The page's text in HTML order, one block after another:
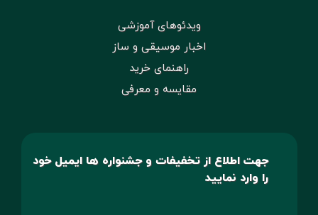
ویدئوهای آموزشی
اخبار موسیقی و ساز
راهنمای خرید
مقایسه و معرفی
جهت اطلاع از تخفیفات و جشنواره ها ایمیل خود
را وارد نمایید